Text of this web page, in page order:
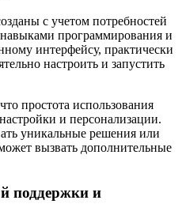
с учетом потребностей
программирования и
интерфейсу, практически
настроить и запустить
простота использования
и персонализации.
уникальные решения или
вызвать дополнительные
поддержки и